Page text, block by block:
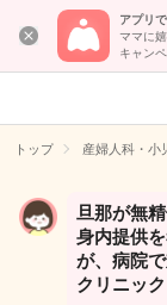
アプリ
ママに
キャン
トップ 産婦人科・小
旦那が無
身内提供
が、病院
クリニッ